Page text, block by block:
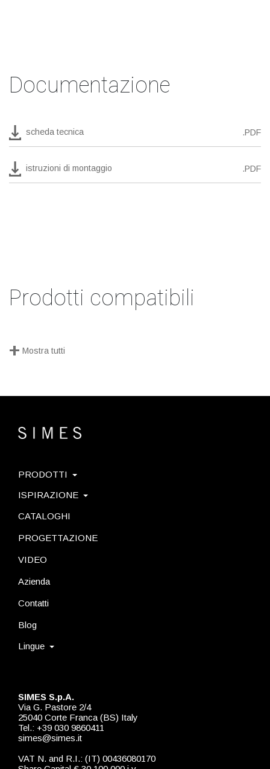
Documentazione
scheda tecnica .PDF
istruzioni di montaggio .PDF
Prodotti compatibili
+ Mostra tutti
SIMES S.p.A.
Via G. Pastore 2/4
25040 Corte Franca (BS) Italy
Tel.: +39 030 9860411
simes@simes.it
VAT N. and R.I.: (IT) 00436080170
PRODOTTI
ISPIRAZIONE
CATALOGHI
PROGETTAZIONE
VIDEO
Azienda
Contatti
Blog
Lingue